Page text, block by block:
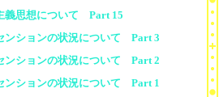
義思想について Part 15
ンションの状況について Part 3
ンションの状況について Part 2
ンションの状況について Part 1